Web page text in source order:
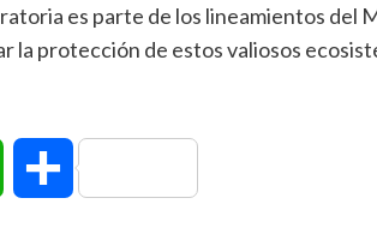
es parte de los lineamientos del
la protección de estos valiosos
WhatsAppCompartir